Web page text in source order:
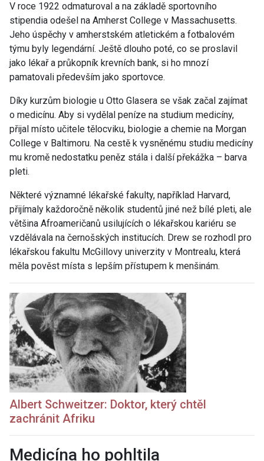
V roce 1922 odmaturoval a na základě sportovního
stipendia odešel na Amherst College v Massachusetts.
Jeho úspěchy v amherstském atletickém a fotbalovém
týmu byly legendární. Ještě dlouho poté, co se proslavil
jako lékař a průkopník krevních bank, si ho mnozí
pamatovali především jako sportovce.
Díky kurzům biologie u Otto Glasera se však začal zajímat
o medicínu. Aby si vydělal peníze na studium medicíny,
přijal místo učitele tělocviku, biologie a chemie na Morgan
College v Baltimoru. Na cestě k vysněnému studiu medicíny
mu kromě nedostatku peněz stála i další překážka – barva
pleti.
Některé významné lékařské fakulty, například Harvard,
přijímaly každoročně několik studentů jiné než bílé pleti, ale
většina Afroameričanů usilujících o lékařskou kariéru se
vzdělávala na černošských institucích. Drew se rozhodl pro
lékařskou fakultu McGillovy univerzity v Montrealu, která
měla pověst místa s lepším přístupem k menšinám.
Albert Schweitzer: Doktor, který chtěl
zachránit Afriku
Medicína ho pohltila